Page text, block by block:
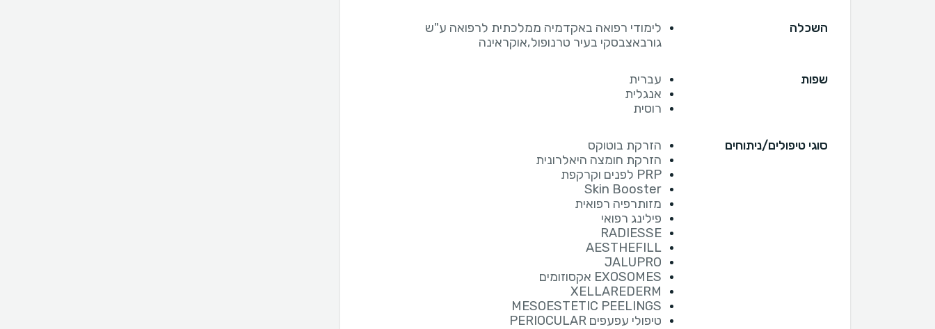
השכלה
לימודי רפואה באקדמיה ממלכתית לרפואה ע"ש
גורבאצבסקי בעיר טרנופול,אוקראינה
שפות
עברית
אנגלית
רוסית
סוגי טיפולים/ניתוחים
הזרקת בוטוקס
הזרקת חומצה היאלרונית
PRP לפנים וקרקפת
Skin Booster
מזותרפיה רפואית
פילינג רפואי
RADIESSE
AESTHEFILL
JALUPRO
EXOSOMES אקסוזומים
XELLAREDERM
MESOESTETIC PEELINGS
טיפולי עפעפים PERIOCULAR